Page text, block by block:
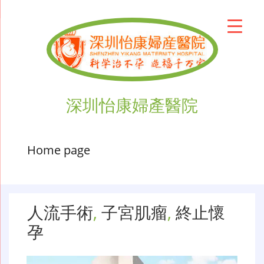
深圳怡康婦產醫院
Home page
人流手術, 子宮肌瘤, 終止懷
孕